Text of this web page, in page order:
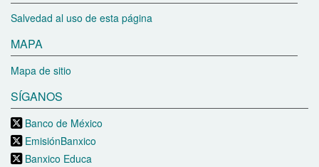
Salvedad al uso de esta página
MAPA
Mapa de sitio
SÍGANOS
Banco de México
EmisiónBanxico
Banxico Educa